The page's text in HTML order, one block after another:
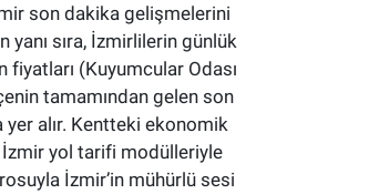
son dakika gelişmelerini
yanı sıra, İzmirlilerin günlük
(Kuyumcular Odası
tamamından gelen son
alır. Kentteki ekonomik
İzmir yol tarifi modülleriyle
İzmir’in mühürlü sesi